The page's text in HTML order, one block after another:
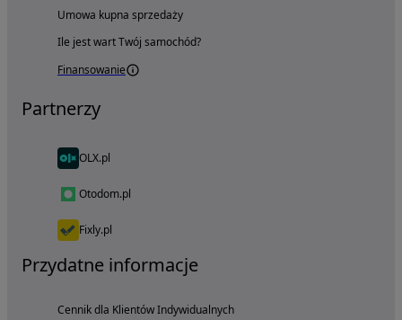
Umowa kupna sprzedaży
Ile jest wart Twój samochód?
Finansowanie
Partnerzy
OLX.pl
Otodom.pl
Fixly.pl
Przydatne informacje
Cennik dla Klientów Indywidualnych